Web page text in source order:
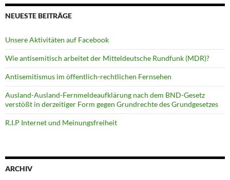
NEUESTE BEITRÄGE
Unsere Aktivitäten auf Facebook
Wie antisemitisch arbeitet der Mitteldeutsche Rundfunk (MDR)?
Antisemitismus im öffentlich-rechtlichen Fernsehen
Ausland-Ausland-Fernmeldeaufklärung nach dem BND-Gesetz
verstößt in derzeitiger Form gegen Grundrechte des Grundgesetzes
R.I.P Internet und Meinungsfreiheit
ARCHIV